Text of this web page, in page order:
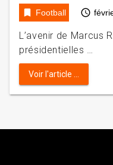
bookmark Football access_time
L’avenir de Marcus
présidentielles …
Voir l'article ...